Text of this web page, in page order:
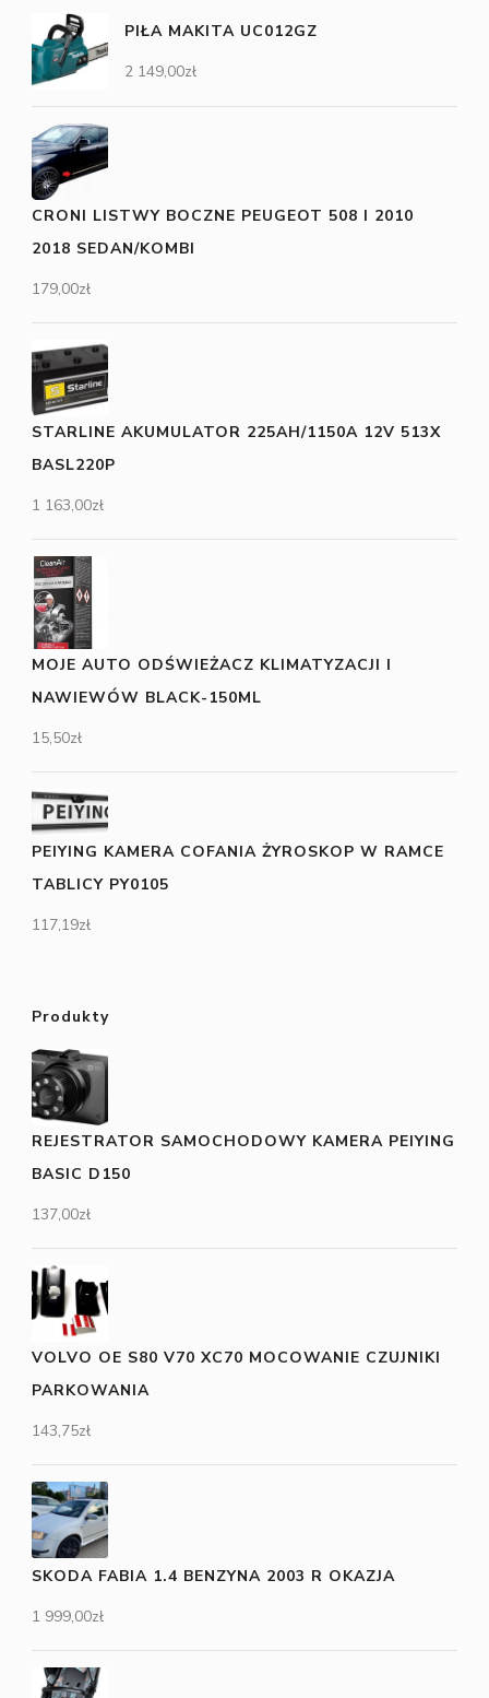
PIŁA MAKITA UC012GZ
2 149,00zł
CRONI LISTWY BOCZNE PEUGEOT 508 I 2010
2018 SEDAN/KOMBI
179,00zł
STARLINE AKUMULATOR 225AH/1150A 12V 513X
BASL220P
1 163,00zł
MOJE AUTO ODŚWIEŻACZ KLIMATYZACJI I
NAWIEWÓW BLACK-150ML
15,50zł
PEIYING KAMERA COFANIA ŻYROSKOP W RAMCE
TABLICY PY0105
117,19zł
Produkty
REJESTRATOR SAMOCHODOWY KAMERA PEIYING
BASIC D150
137,00zł
VOLVO OE S80 V70 XC70 MOCOWANIE CZUJNIKI
PARKOWANIA
143,75zł
SKODA FABIA 1.4 BENZYNA 2003 R OKAZJA
1 999,00zł